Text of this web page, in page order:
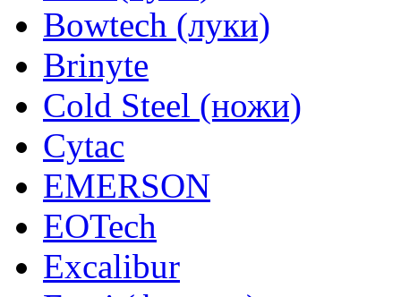
Bowtech (луки)
Brinyte
Cold Steel (ножи)
Cytac
EMERSON
EOTech
Excalibur